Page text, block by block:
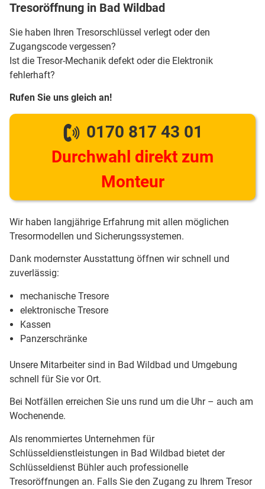
Tresoröffnung in Bad Wildbad
Sie haben Ihren Tresorschlüssel verlegt oder den
Zugangscode vergessen?
Ist die Tresor-Mechanik defekt oder die Elektronik
fehlerhaft?
Rufen Sie uns gleich an!
0170 817 43 01
Durchwahl direkt zum
Monteur
Wir haben langjährige Erfahrung mit allen möglichen
Tresormodellen und Sicherungssystemen.
Dank modernster Ausstattung öffnen wir schnell und
zuverlässig:
mechanische Tresore
elektronische Tresore
Kassen
Panzerschränke
Unsere Mitarbeiter sind in Bad Wildbad und Umgebung
schnell für Sie vor Ort.
Bei Notfällen erreichen Sie uns rund um die Uhr – auch am
Wochenende.
Als renommiertes Unternehmen für
Schlüsseldienstleistungen in Bad Wildbad bietet der
Schlüsseldienst Bühler auch professionelle
Tresoröffnungen an. Falls Sie den Zugang zu Ihrem Tresor